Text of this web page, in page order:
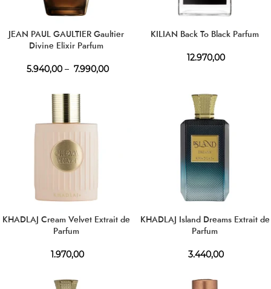
JEAN PAUL GAULTIER Gaultier
Divine Elixir Parfum
5.940,00 – 7.990,00
KILIAN Back To Black Parfum
12.970,00
KHADLAJ Cream Velvet Extrait de
Parfum
1.970,00
KHADLAJ Island Dreams Extrait de
Parfum
3.440,00